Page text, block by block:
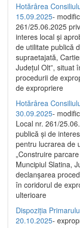
Hotărârea
15.09.2025-
261/25.06.2025
interes local și
de utilitate publică
supraetajată,
Județul Olt”, situat
procedurii de
de expropriere
Hotărârea
30.09.2025-
Local nr. 261/
publică şi de
pentru lucrarea de
„Construire
Muncipiul Slatina,
declanşarea
în coridorul de
ulterioare
Dispoziția
20.10.2025-